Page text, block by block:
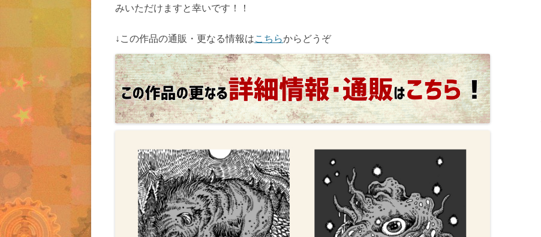
みいただけますと幸いです！！
↓この作品の通販・更なる情報はこちらからどうぞ